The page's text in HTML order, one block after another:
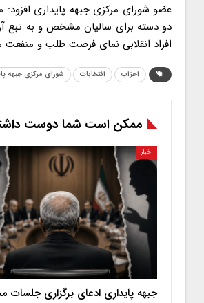
عضو شورای مرکزی جبهه پایداری افزود:
دو دسته برای سالیان مشخص و به تبع
افراد انقلابی نمای فرصت طلب و منفعت
احزاب انتخابات شورای مرکزی جبهه
ممکن است شما دوست
اخبار
جبهه پایداری ادعای برگزاری جلسات